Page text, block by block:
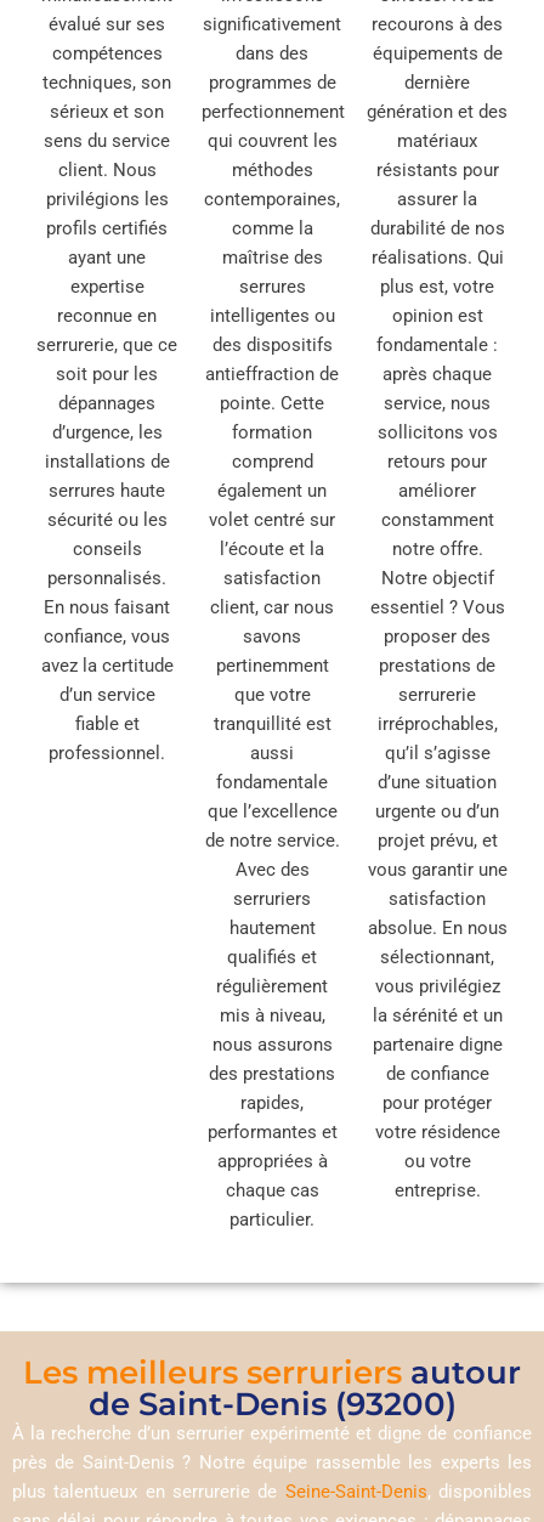
évalué sur ses
compétences
techniques, son
sérieux et son
sens du service
client. Nous
privilégions les
profils certifiés
ayant une
expertise
reconnue en
serrurerie, que ce
soit pour les
dépannages
d’urgence, les
installations de
serrures haute
sécurité ou les
conseils
personnalisés.
En nous faisant
confiance, vous
avez la certitude
d’un service
fiable et
professionnel.
significativement
dans des
programmes de
perfectionnement
qui couvrent les
méthodes
contemporaines,
comme la
maîtrise des
serrures
intelligentes ou
des dispositifs
antieffraction de
pointe. Cette
formation
comprend
également un
volet centré sur
l’écoute et la
satisfaction
client, car nous
savons
pertinemment
que votre
tranquillité est
aussi
fondamentale
que l’excellence
de notre service.
Avec des
serruriers
hautement
qualifiés et
régulièrement
mis à niveau,
nous assurons
des prestations
rapides,
performantes et
appropriées à
chaque cas
particulier.
recourons à des
équipements de
dernière
génération et des
matériaux
résistants pour
assurer la
durabilité de nos
réalisations. Qui
plus est, votre
opinion est
fondamentale :
après chaque
service, nous
sollicitons vos
retours pour
améliorer
constamment
notre offre.
Notre objectif
essentiel ? Vous
proposer des
prestations de
serrurerie
irréprochables,
qu’il s’agisse
d’une situation
urgente ou d’un
projet prévu, et
vous garantir une
satisfaction
absolue. En nous
sélectionnant,
vous privilégiez
la sérénité et un
partenaire digne
de confiance
pour protéger
votre résidence
ou votre
entreprise.
Les meilleurs serruriers autour
de Saint-Denis (93200)
À la recherche d’un serrurier expérimenté et digne de confiance
près de Saint-Denis ? Notre équipe rassemble les experts les
plus talentueux en serrurerie de Seine-Saint-Denis, disponibles